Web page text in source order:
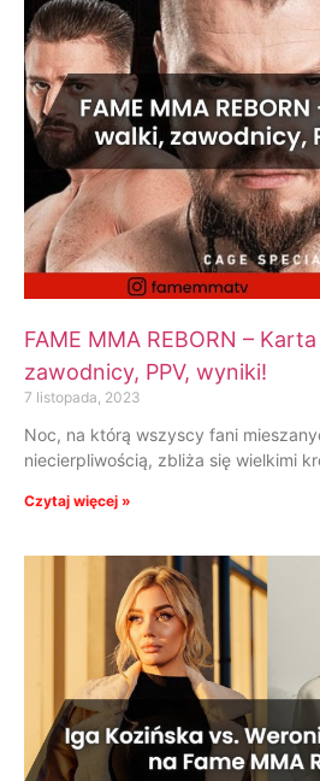
FAME MMA REBORN –
zawodnicy, PPV, wyniki!
7 listopada, 2023
Noc, na którą wszyscy fani
niecierpliwością, zbliża się wielkimi
Czytaj więcej »